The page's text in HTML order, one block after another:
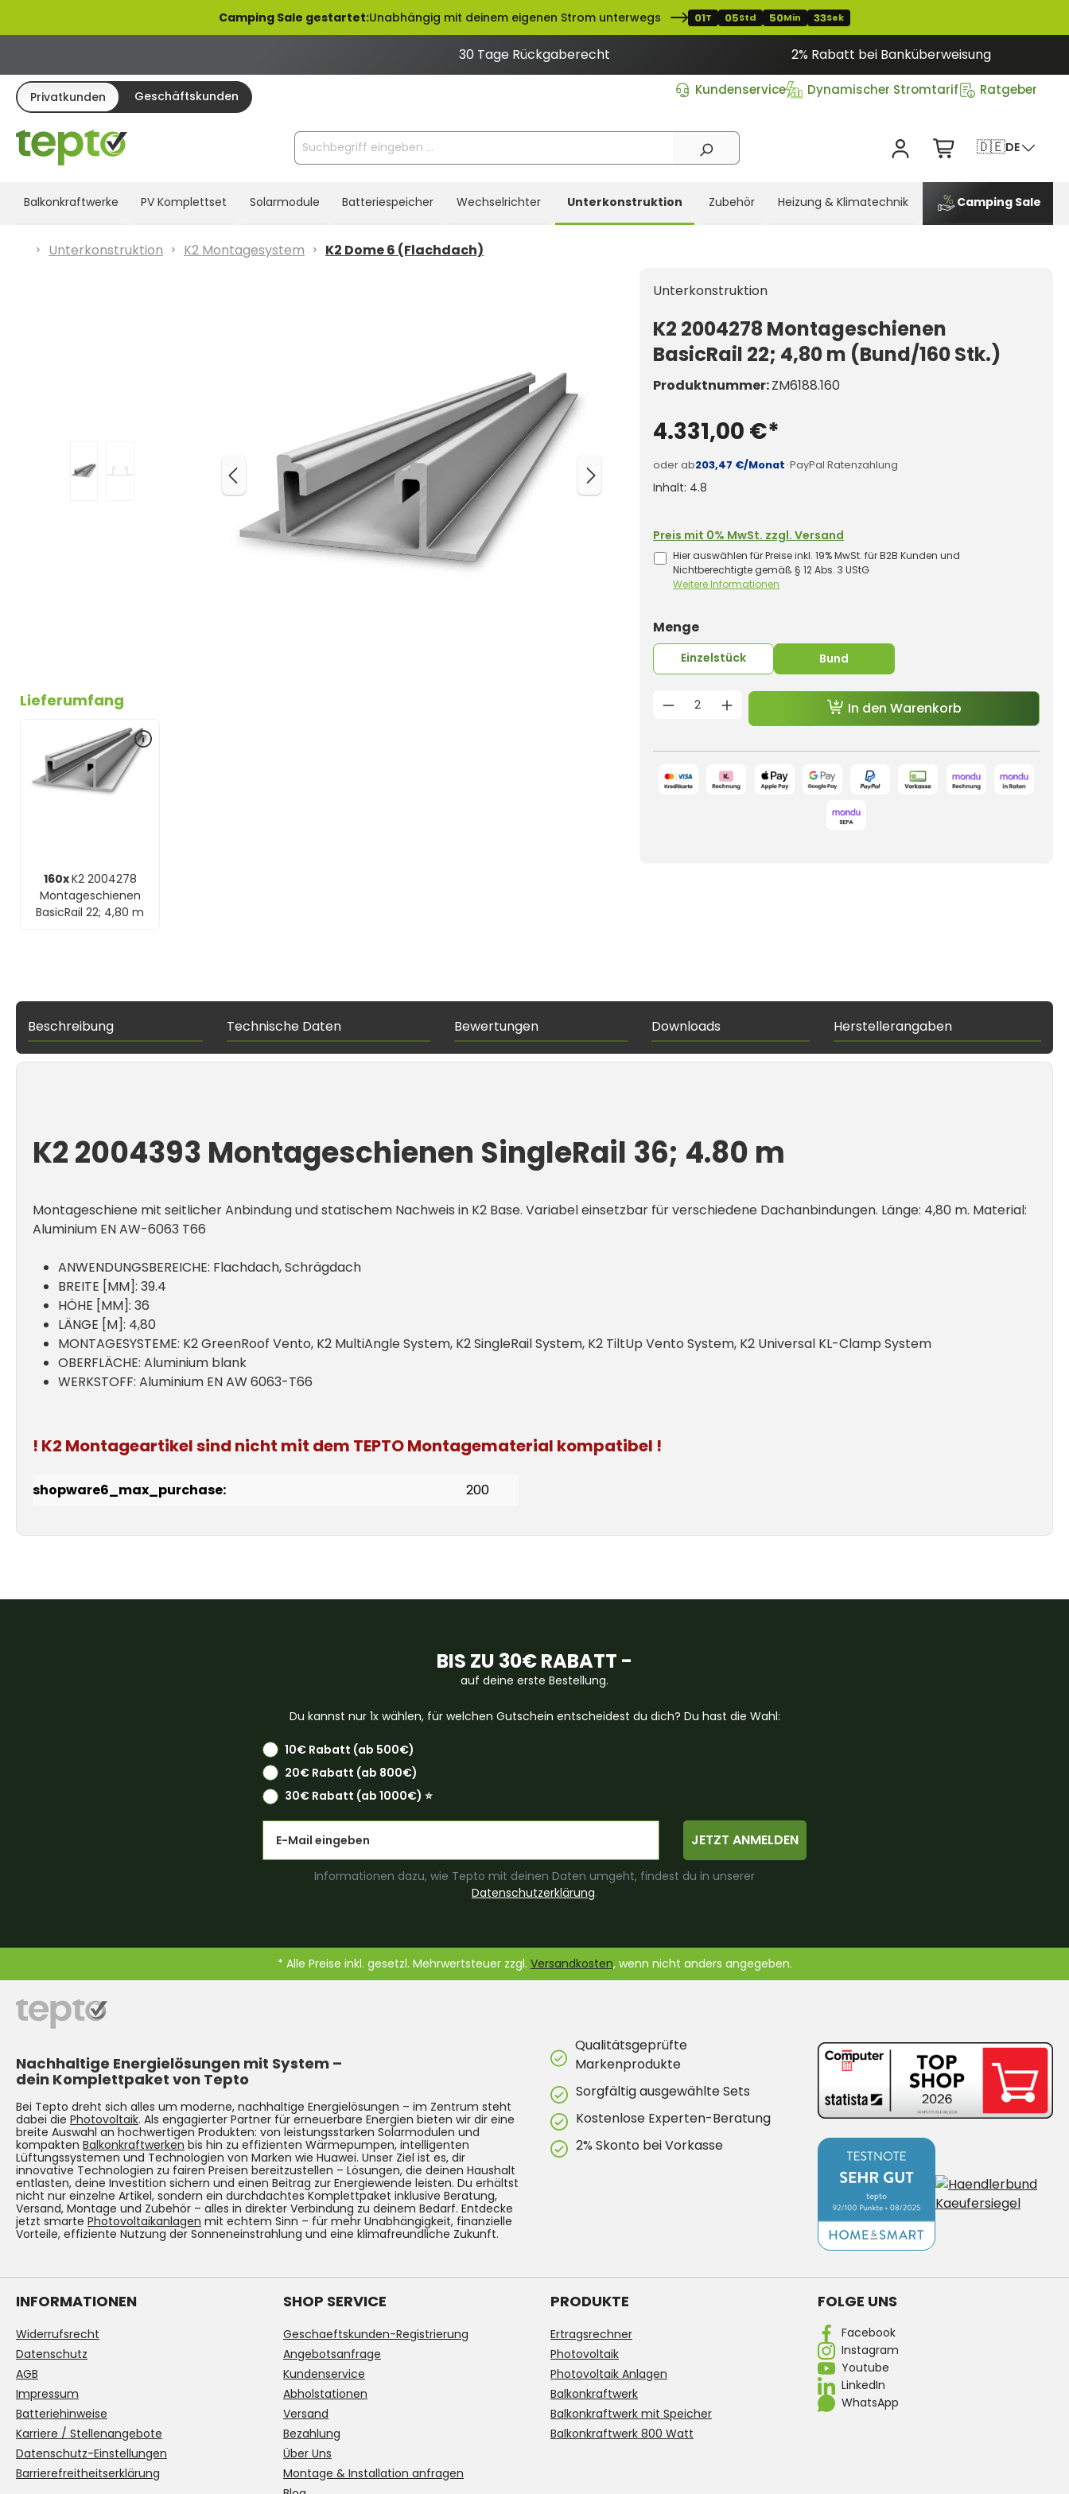
Zur Hauptnavigation springenCamping Sale gestartet:Unabhängig mit deinem eigenen Strom unterwegs 01T 05Std 50Min 33Sek
30 Tage Rückgaberecht 2% Rabatt bei Banküberweisung
Privatkunden Geschäftskunden Kundenservice Dynamischer Stromtarif Ratgeber
🇩🇪DE
Balkonkraftwerke PV Komplettset Solarmodule Batteriespeicher Wechselrichter Unterkonstruktion Zubehör Heizung & Klimatechnik Camping Sale
Unterkonstruktion K2 Montagesystem
K2 Dome 6 (Flachdach)
Lieferumfang
160xK2 2004278
Montageschienen
BasicRail 22; 4,80 m
Unterkonstruktion
K2 2004278 Montageschienen
BasicRail 22; 4,80 m (Bund/160 Stk.)
Produktnummer:ZM6188.160
4.331,00 €*
oder ab203,47 €/Monat ·PayPal Ratenzahlung
Inhalt: 4.8
Preis mit 0% MwSt. zzgl. Versand
Hier auswählen für Preise inkl. 19% MwSt. für B2B Kunden und
Nichtberechtigte gemäß § 12 Abs. 3 UStG
Weitere Informationen
Mengeauswählen
Einzelstück Bund
Produkt Anzahl: Gib den gewünschten
In den Warenkorb
Beschreibung Technische Daten Bewertungen Downloads Herstellerangaben
K2 2004393 Montageschienen SingleRail 36; 4.80 m
Montageschiene mit seitlicher Anbindung und statischem Nachweis in K2 Base. Variabel einsetzbar für verschiedene Dachanbindungen. Länge: 4,80 m. Material:
Aluminium EN AW-6063 T66
ANWENDUNGSBEREICHE: Flachdach, Schrägdach
BREITE [MM]: 39.4
HÖHE [MM]: 36
LÄNGE [M]: 4,80
MONTAGESYSTEME: K2 GreenRoof Vento, K2 MultiAngle System, K2 SingleRail System, K2 TiltUp Vento System, K2 Universal KL-Clamp System
OBERFLÄCHE: Aluminium blank
WERKSTOFF: Aluminium EN AW 6063-T66
! K2 Montageartikelsind nicht mit dem TEPTO Montagematerial kompatibel !
shopware6_max_purchase: 200
BIS ZU 30€ RABATT -
auf deine erste Bestellung.
Du kannst nur 1x wählen, für welchen Gutschein entscheidest du dich? Du hast die Wahl:
10€ Rabatt (ab 500€)
20€ Rabatt (ab 800€)
30€ Rabatt (ab 1000€) ⭐️
JETZT ANMELDEN
Informationen dazu, wie Tepto mit deinen Daten umgeht, findest du in unserer
Datenschutzerklärung.
* Alle Preise inkl. gesetzl. Mehrwertsteuer zzgl. Versandkosten, wenn nicht anders angegeben.
Nachhaltige Energielösungen mit System –
dein Komplettpaket von Tepto
Bei Tepto dreht sich alles um moderne, nachhaltige Energielösungen – im Zentrum steht
dabei die Photovoltaik. Als engagierter Partner für erneuerbare Energien bieten wir dir eine
breite Auswahl an hochwertigen Produkten: von leistungsstarken Solarmodulen und
kompakten Balkonkraftwerken bis hin zu effizienten Wärmepumpen, intelligenten
Lüftungssystemen und Technologien von Marken wie Huawei. Unser Ziel ist es, dir
innovative Technologien zu fairen Preisen bereitzustellen – Lösungen, die deinen Haushalt
entlasten, deine Investition sichern und einen Beitrag zur Energiewende leisten. Du erhältst
nicht nur einzelne Artikel, sondern ein durchdachtes Komplettpaket inklusive Beratung,
Versand, Montage und Zubehör – alles in direkter Verbindung zu deinem Bedarf. Entdecke
jetzt smarte Photovoltaikanlagen mit echtem Sinn – für mehr Unabhängigkeit, finanzielle
Vorteile, effiziente Nutzung der Sonneneinstrahlung und eine klimafreundliche Zukunft.
Qualitätsgeprüfte
Markenprodukte
Sorgfältig ausgewählte Sets
Kostenlose Experten-Beratung
2% Skonto bei Vorkasse
FOLGE UNS
Facebook
Instagram
Youtube
LinkedIn
WhatsApp
INFORMATIONEN
Widerrufsrecht
Datenschutz
AGB
Impressum
Batteriehinweise
Karriere / Stellenangebote
Datenschutz-Einstellungen
Barrierefreitheitserklärung
SHOP SERVICE
Geschaeftskunden-Registrierung
Angebotsanfrage
Kundenservice
Abholstationen
Versand
Bezahlung
Über Uns
Montage & Installation anfragen
PRODUKTE
Ertragsrechner
Photovoltaik
Photovoltaik Anlagen
Balkonkraftwerk
Balkonkraftwerk mit Speicher
Balkonkraftwerk 800 Watt